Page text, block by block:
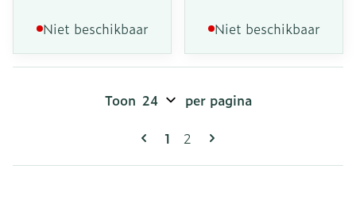
Niet beschikbaar Niet beschikbaar
Pagina's
U lees momenteel pagina
1 Pagina
2
Toon per pagina